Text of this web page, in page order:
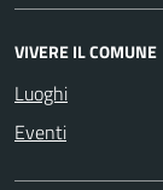
VIVERE IL COMUNE
Luoghi
Eventi